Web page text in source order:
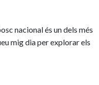
nacional és un dels més
mig dia per explorar els